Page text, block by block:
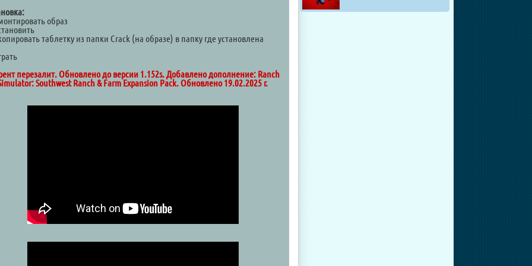
образ
таблетку из папки Crack (на образе) в папку где установлена
перезалит. Обновлено до версии 1.152s. Добавлено дополнение: Ranch
Southwest Ranch & Farm Expansion Pack. Обновлено 19.02.2025 г.